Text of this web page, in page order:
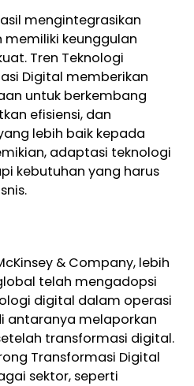
mengintegrasikan
keunggulan
Tren Teknologi
Digital memberikan
untuk berkembang
efisiensi, dan
lebih baik kepada
adaptasi teknologi
kebutuhan yang harus
& Company, lebih
telah mengadopsi
digital dalam operasi
antaranya melaporkan
transformasi digital.
Transformasi Digital
sektor, seperti